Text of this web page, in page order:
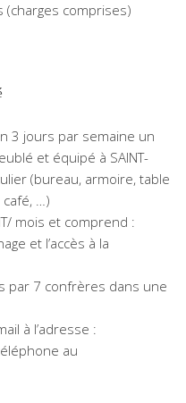
(charges comprises)
3 jours par semaine un
et équipé à SAINT-
(bureau, armoire, table
…)
mois et comprend :
et l’accès à la
par 7 confrères dans une
à l’adresse :
au